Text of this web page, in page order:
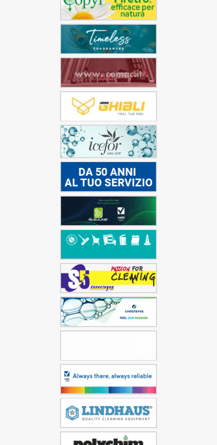
pulizie (90,2% di cui 62,3% molto). Abitudini che
riteniamo debbano essere mantenuti anche nel
prossimo “ritorno alla normalità”.
essity indagine scuola